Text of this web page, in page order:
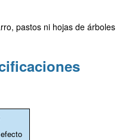
pastos ni hojas de árboles